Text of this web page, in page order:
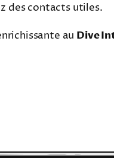
des contacts utiles.
au Dive